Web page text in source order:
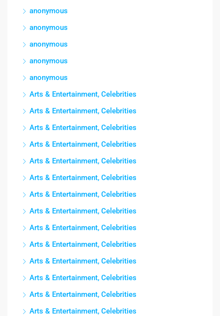
anonymous
anonymous
anonymous
anonymous
anonymous
Arts & Entertainment, Celebrities
Arts & Entertainment, Celebrities
Arts & Entertainment, Celebrities
Arts & Entertainment, Celebrities
Arts & Entertainment, Celebrities
Arts & Entertainment, Celebrities
Arts & Entertainment, Celebrities
Arts & Entertainment, Celebrities
Arts & Entertainment, Celebrities
Arts & Entertainment, Celebrities
Arts & Entertainment, Celebrities
Arts & Entertainment, Celebrities
Arts & Entertainment, Celebrities
Arts & Entertainment, Celebrities